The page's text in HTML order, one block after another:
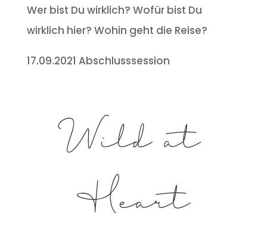
Wer bist Du wirklich? Wofür bist Du
wirklich hier? Wohin geht die Reise?
17.09.2021 Abschlusssession
Wild at
Heart